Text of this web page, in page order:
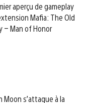
aperçu de gameplay
Mafia: The Old
– Man of Honor
Moon s’attaque à la